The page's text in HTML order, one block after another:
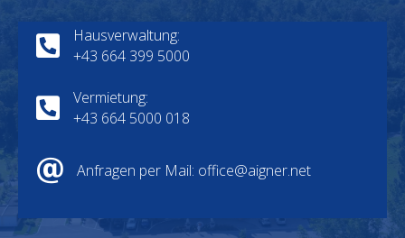
Telefonnummer für die Hausverwaltung +43664399500
Hausverwaltung:
+43 664 399 5000
Telefonnummer für Anfragen betreffend Mietobjekte
Vermietung:
+43 664 5000 018
Mailadresse betreffend Vermietungsanfragen
Anfragen per Mail: office@aigner.net